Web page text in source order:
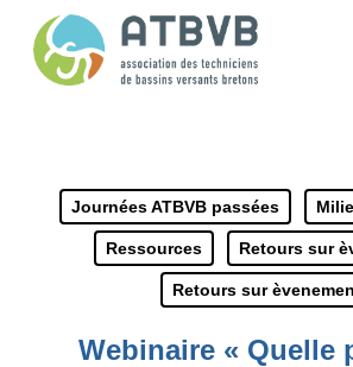
Journées ATBVB passées
Ressources Retours sur
Retours sur
Webinaire « Quelle
Panneau de gestion des cookies